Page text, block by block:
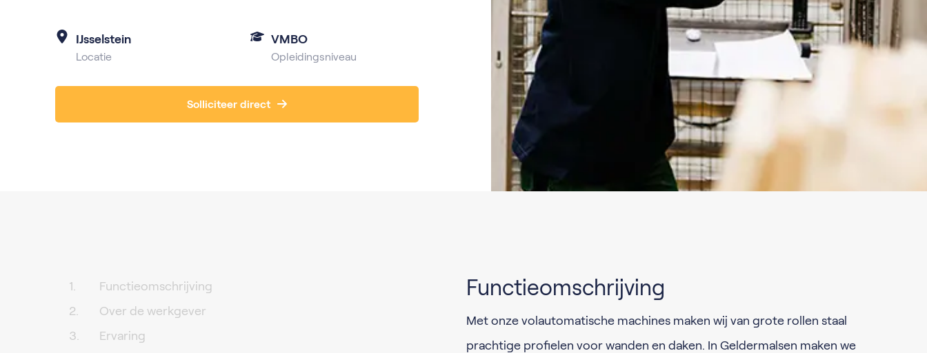
IJsselstein
Locatie
VMBO
Opleidingsniveau
Solliciteer direct
Functieomschrijving
Over de werkgever
Ervaring
Functieomschrijving
Met onze volautomatische machines maken wij van grote rollen staal
prachtige profielen voor wanden en daken. In Geldermalsen maken we